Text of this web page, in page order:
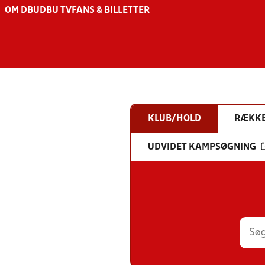
OM DBU DBU TV FANS & BILLETTER
KLUB/HOLD
UDVIDET KAMPSØGNING